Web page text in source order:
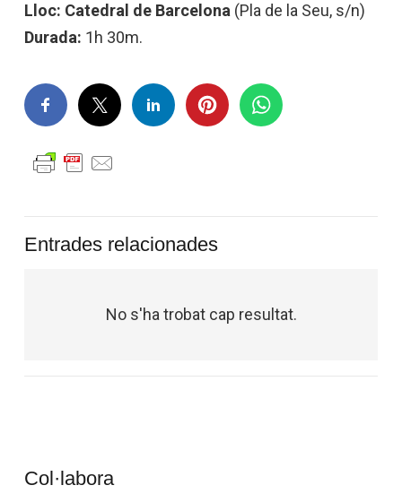
Lloc: Catedral de Barcelona (Pla de la Seu, s/n)
Durada: 1h 30m.
Entrades relacionades
No s'ha trobat cap resultat.
Col·labora